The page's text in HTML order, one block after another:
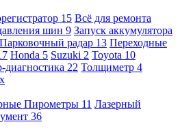
15 Всё для ремонта
шин 9 Запуск аккумулятора
Парковочный радар 13 Переходные
Honda 5 Suzuki 2 Toyota 10
диагностика 22 Толщиметр 4
Пирометры 11 Лазерный
36